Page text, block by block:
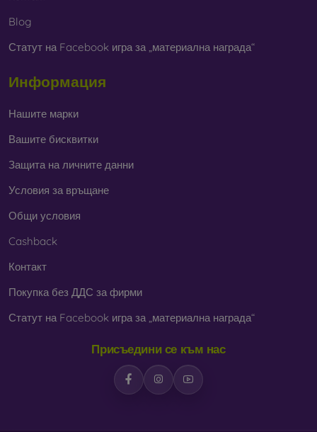
Blog
Статут на Facebook игра за „материална награда“
Информация
Нашите марки
Вашите бисквитки
Защита на личните данни
Условия за връщане
Общи условия
Cashback
Контакт
Покупка без ДДС за фирми
Статут на Facebook игра за „материална награда“
Присъедини се към нас